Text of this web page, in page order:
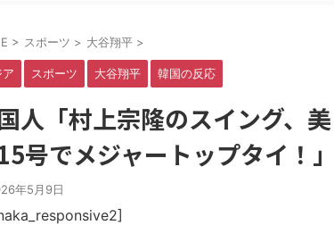
・・・・
果ｗｗｗ
開してしまう！
ク予選の記録削除を要求するFIFA公式制裁を海外メディアが
…」→「もはや自白だろこれ…（ﾌﾞﾙﾌﾞﾙ」＝韓国の反応
糖水を注入していただけなのが判明して大問題にw
ださい・・・」→「」
> スポーツ > 大谷翔平 >
ア スポーツ 大谷翔平 韓国の反応
人「村上宗隆のスイング、
号でメジャートップタイ！」
年5月9日